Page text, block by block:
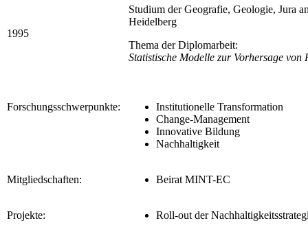
1995
Studium der Geografie, Geologie, Jura
Heidelberg
Thema der Diplomarbeit:
Statistische Modelle zur Vorhersage von
Forschungsschwerpunkte:
Institutionelle Transformation
Change-Management
Innovative Bildung
Nachhaltigkeit
Mitgliedschaften: Beirat MINT-EC
Projekte: Roll-out der